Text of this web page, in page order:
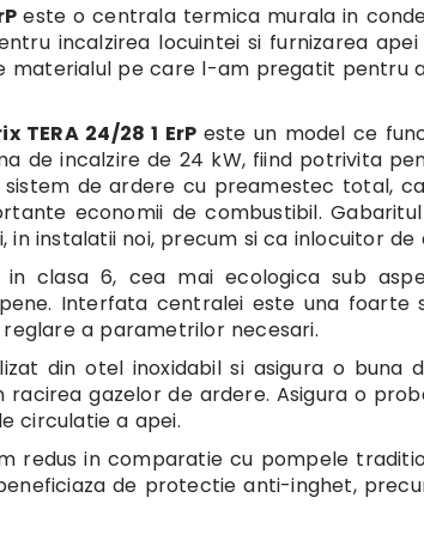
este o centrala termica murala in
incalzirea locuintei si furnizarea
materialul pe care l-am pregatit pentru
24/28 1 ErP este un model ce
de incalzire de 24 kW, fiind potrivita
sistem de ardere cu preamestec total,
economii de combustibil.
instalatii noi, precum si ca inlocuitor de
clasa 6, cea mai ecologica sub
Interfata centralei este una foarte
a parametrilor necesari.
din otel inoxidabil si asigura o buna
gazelor de ardere. Asigura o
circulatie a apei.
redus in comparatie cu pompele
de protectie anti-inghet,